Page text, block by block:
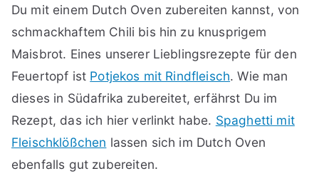
Du mit einem Dutch Oven zubereiten kannst, von
schmackhaftem Chili bis hin zu knusprigem
Maisbrot. Eines unserer Lieblingsrezepte für den
Feuertopf ist Potjekos mit Rindfleisch. Wie man
dieses in Südafrika zubereitet, erfährst Du im
Rezept, das ich hier verlinkt habe. Spaghetti mit
Fleischklößchen lassen sich im Dutch Oven
ebenfalls gut zubereiten.